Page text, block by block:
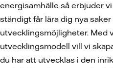
energisamhälle så erbjuder
ständigt får lära dig nya
utvecklingsmöjligheter. Med
utvecklingsmodell vill vi
du har att utvecklas i den